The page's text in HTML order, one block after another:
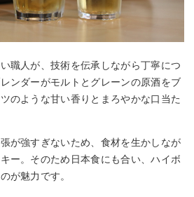
職人が、技術を伝承しながら丁寧につ
ンダーがモルトとグレーンの原酒をブ
のような甘い香りとまろやかな口当た
が強すぎないため、食材を生かしなが
ー。そのため日本食にも合い、ハイボ
が魅力です。